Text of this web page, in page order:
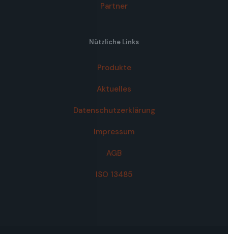
Partner
Nützliche Links
Produkte
Aktuelles
Datenschutzerklärung
Impressum
AGB
ISO 13485